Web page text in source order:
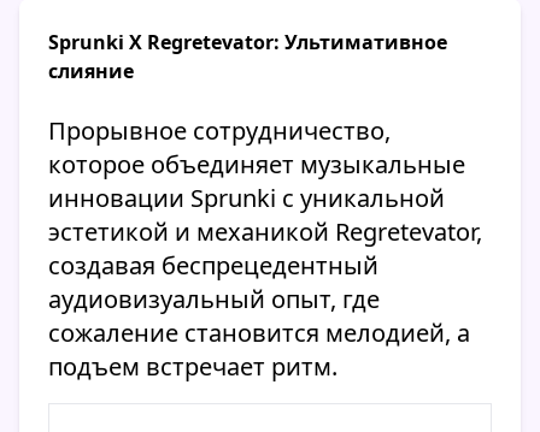
Sprunki X Regretevator: Ультимативное
слияние
Прорывное сотрудничество,
которое объединяет музыкальные
инновации Sprunki с уникальной
эстетикой и механикой Regretevator,
создавая беспрецедентный
аудиовизуальный опыт, где
сожаление становится мелодией, а
подъем встречает ритм.